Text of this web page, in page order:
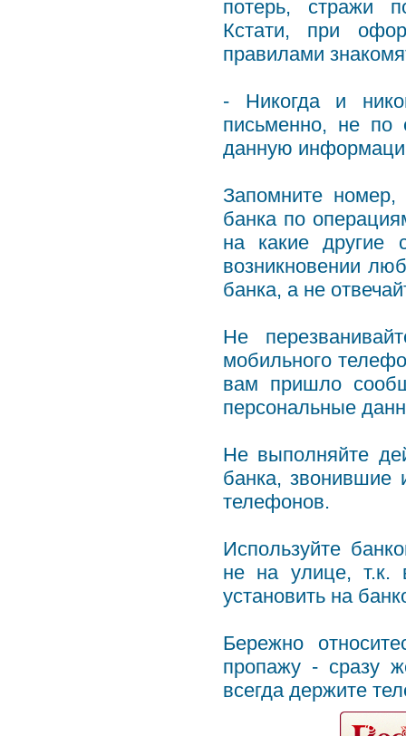
потерь, стражи
Кстати, при
правилами
- Никогда и
письменно, не по
данную
Запомните
банка по
на какие другие
возникновении
банка, а не
Не
мобильного
вам пришло
персональные
Не выполняйте
банка, звонившие
телефонов.
Используйте
не на улице, т.к.
установить на
Бережно
пропажу - сразу
всегда держите